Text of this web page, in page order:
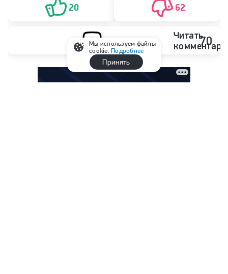
ФК СКА (Ростов-на-Дону)
20 62
Читать70
Мы используем файлы
cookie.Подробнее
Принять